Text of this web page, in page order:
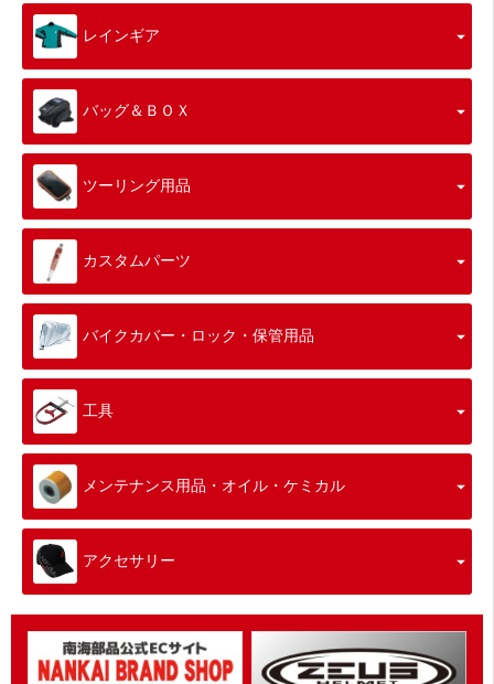
レインギア
バッグ＆ＢＯＸ
ツーリング用品
カスタムパーツ
バイクカバー・ロック・保管用品
工具
メンテナンス用品・オイル・ケミカル
アクセサリー